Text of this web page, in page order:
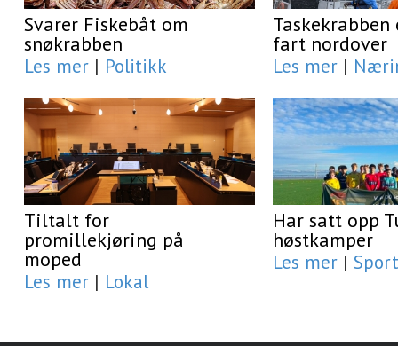
Svarer Fiskebåt om
snøkrabben
Les mer | Politikk
fart nordover
Les mer |
Tiltalt for
promillekjøring på
moped
Les mer | Lokal
Har satt opp
høstkamper
Les mer | Sport